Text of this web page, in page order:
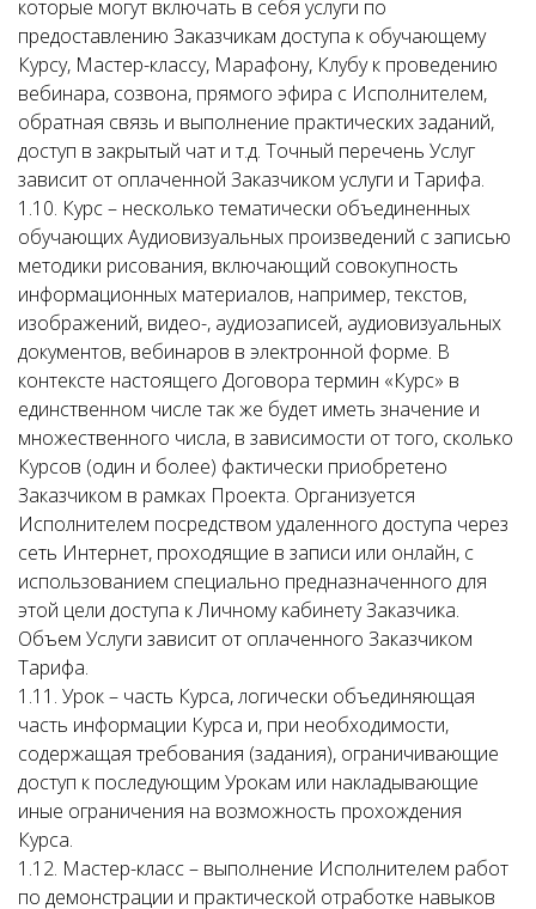
которые могут включать в себя услуги по
предоставлению Заказчикам доступа к обучающему
Курсу, Мастер-классу, Марафону, Клубу к проведению
вебинара, созвона, прямого эфира с Исполнителем,
обратная связь и выполнение практических заданий,
доступ в закрытый чат и т.д. Точный перечень Услуг
зависит от оплаченной Заказчиком услуги и Тарифа.
1.10. Курс – несколько тематически объединенных
обучающих Аудиовизуальных произведений с записью
методики рисования, включающий совокупность
информационных материалов, например, текстов,
изображений, видео-, аудиозаписей, аудиовизуальных
документов, вебинаров в электронной форме. В
контексте настоящего Договора термин «Курс» в
единственном числе так же будет иметь значение и
множественного числа, в зависимости от того, сколько
Курсов (один и более) фактически приобретено
Заказчиком в рамках Проекта. Организуется
Исполнителем посредством удаленного доступа через
сеть Интернет, проходящие в записи или онлайн, с
использованием специально предназначенного для
этой цели доступа к Личному кабинету Заказчика.
Объем Услуги зависит от оплаченного Заказчиком
Тарифа.
1.11. Урок – часть Курса, логически объединяющая
часть информации Курса и, при необходимости,
содержащая требования (задания), ограничивающие
доступ к последующим Урокам или накладывающие
иные ограничения на возможность прохождения
Курса.
1.12. Мастер-класс – выполнение Исполнителем работ
по демонстрации и практической отработке навыков